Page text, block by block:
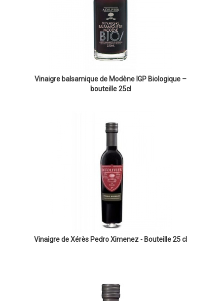
Vinaigre balsamique de Modène IGP Biologique –
bouteille 25cl
Vinaigre de Xérès Pedro Ximenez - Bouteille 25 cl